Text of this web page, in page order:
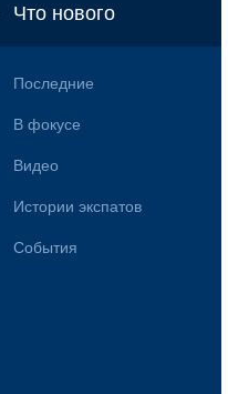
Что нового
Последние
В фокусе
Видео
Истории экспатов
События